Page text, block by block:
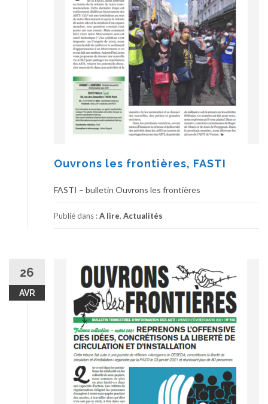
Ouvrons les frontières, FASTI
FASTI – bulletin Ouvrons les frontières
Publié dans :A lire, Actualités
26
AVR